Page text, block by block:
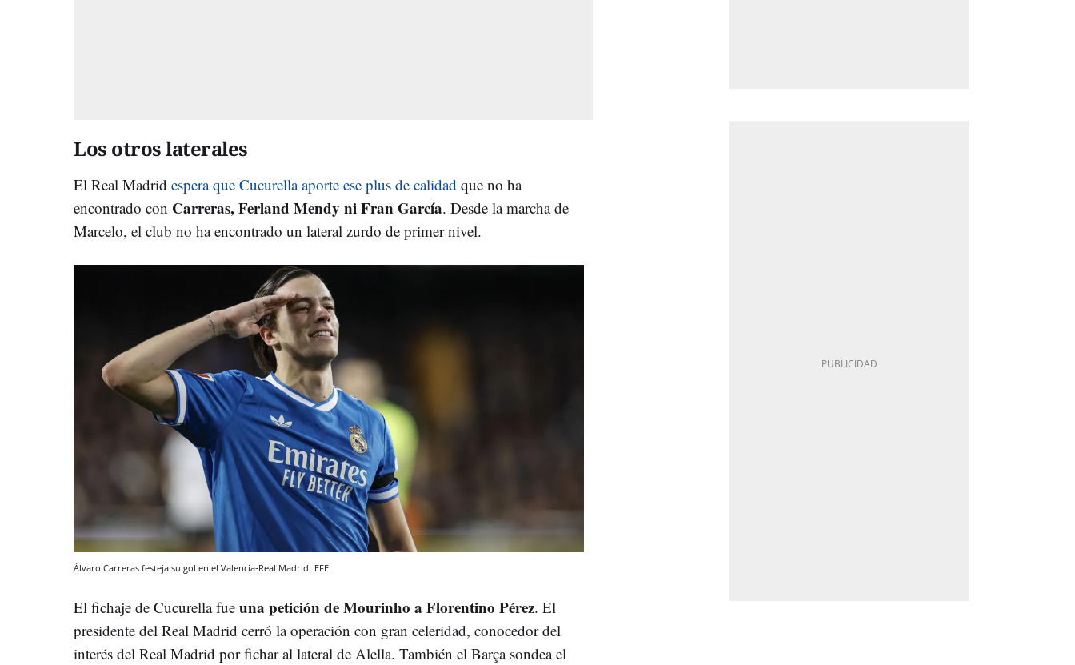
Los otros laterales
El Real Madrid espera que Cucurella aporte ese plus de calidad que no ha
encontrado con Carreras, Ferland Mendy ni Fran García. Desde la marcha de
Marcelo, el club no ha encontrado un lateral zurdo de primer nivel.
Álvaro Carreras festeja su gol en el Valencia-Real Madrid EFE
El fichaje de Cucurella fue una petición de Mourinho a Florentino Pérez. El
presidente del Real Madrid cerró la operación con gran celeridad, conocedor del
interés del Real Madrid por fichar al lateral de Alella. También el Barça sondea el